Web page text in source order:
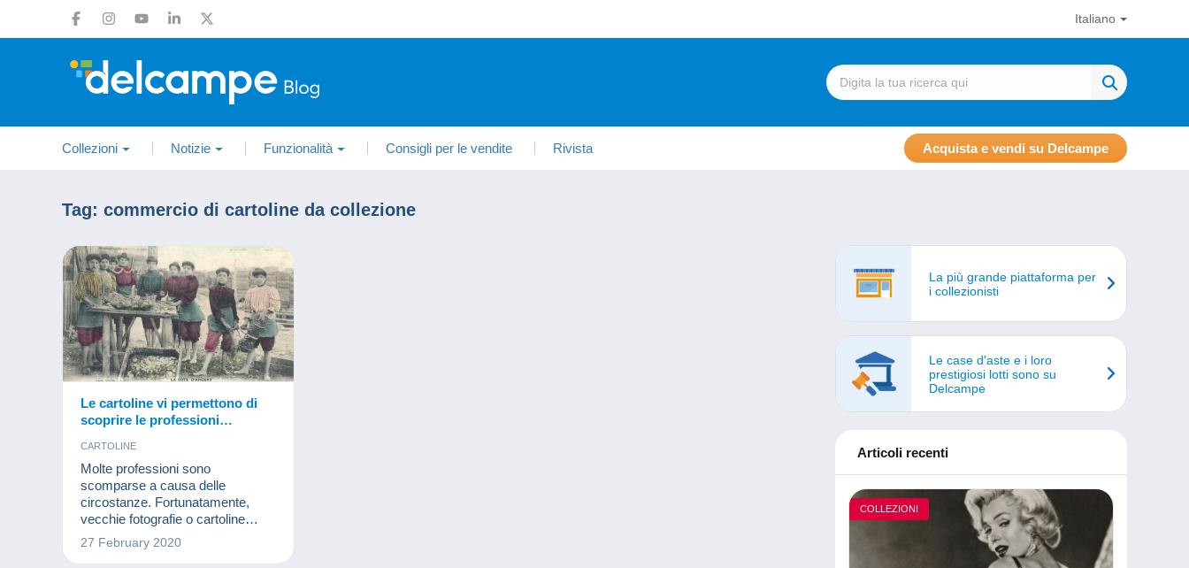
Italiano
Collezioni Notizie Funzionalità Consigli per le vendite Rivista Acquista e vendi su Delcampe
Tag: commercio di cartoline da collezione
Le cartoline vi permettono di
scoprire le professioni
CARTOLINE
Molte professioni sono
scomparse a causa delle
circostanze. Fortunatamente,
vecchie fotografie o cartoline
possono ricordarci la loro
27 February 2020
La più grande piattaforma per
i collezionisti
Le case d'aste e i loro
prestigiosi lotti sono su
Delcampe
Articoli recenti
COLLEZIONI